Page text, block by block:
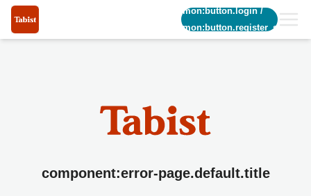
common:button.login/
common:button.register_short
component:error-page.default.title